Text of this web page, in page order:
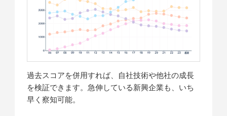
過去スコアを併用すれば、自社技術や他社の成長
を検証できます。急伸している新興企業も、いち
早く察知可能。